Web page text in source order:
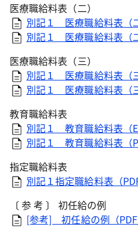
医療職給料表（二）
別記１ 医療職給料表（
別記１ 医療職給料表（
医療職給料表（三）
別記１ 医療職給料表（
別記１ 医療職給料表（
教育職給料表
別記１ 教育職給料表（
別記１ 教育職給料表（
指定職給料表
別記１指定職給料表（PDF
〔 参 考 〕 初任給の例
[参考] 初任給の例（PDF